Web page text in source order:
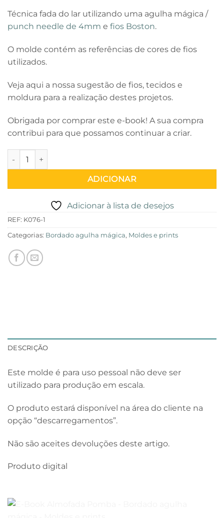
Técnica fada do lar utilizando uma agulha mágica /
punch needle de 4mm e fios Boston.
O molde contém as referências de cores de fios
utilizados.
Veja aqui a nossa sugestão de fios, tecidos e
moldura para a realização destes projetos.
Obrigada por comprar este e-book! A sua compra
contribui para que possamos continuar a criar.
Quantidade de E-Book Almofada Pomba
ADICIONAR
Adicionar à lista de desejos
REF: K076-1
Categorias: Bordado agulha mágica, Moldes e prints
DESCRIÇÃO
Este molde é para uso pessoal não deve ser
utilizado para produção em escala.
O produto estará disponível na área do cliente na
opção “descarregamentos”.
Não são aceites devoluções deste artigo.
Produto digital